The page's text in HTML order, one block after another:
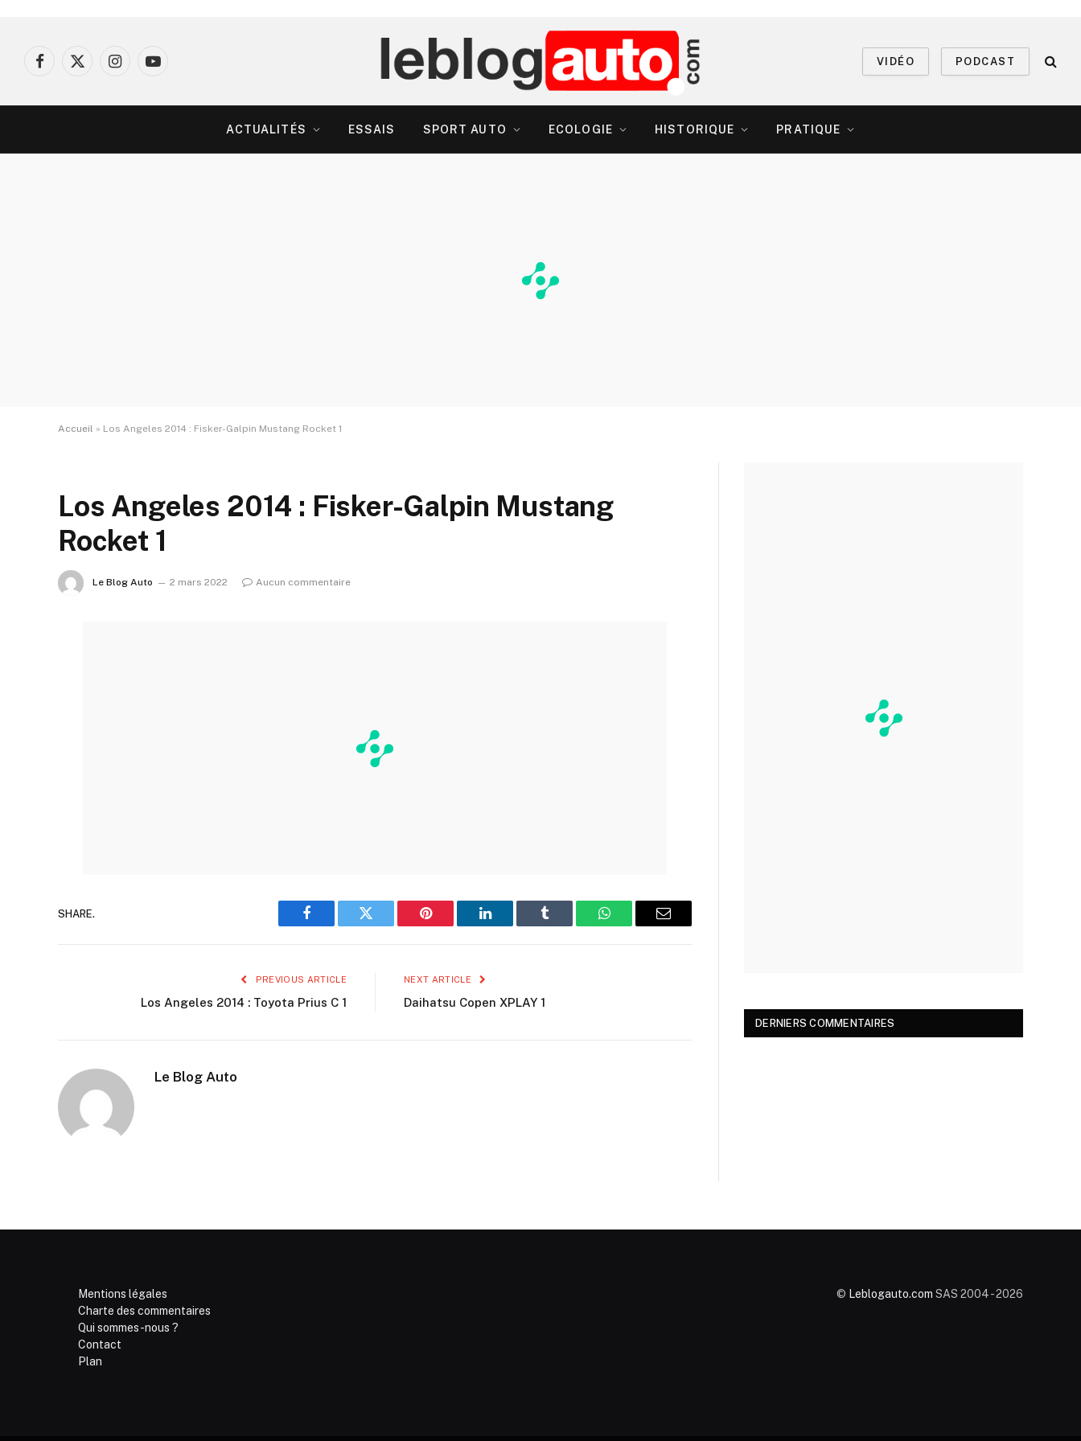
Facebook
X
InstagramYouTube
VIDÉO PODCAST
ACTUALITÉS ESSAIS SPORT AUTO ECOLOGIE HISTORIQUE PRATIQUE
Accueil » Los Angeles 2014 : Fisker-Galpin Mustang Rocket 1
Los Angeles 2014 : Fisker-Galpin Mustang
Rocket 1
Le Blog Auto 2 mars 2022 Aucun commentaire
SHARE.
Facebook Twitter Pinterest LinkedIn Tumblr WhatsAppEmail
PREVIOUS ARTICLE
Los Angeles 2014 : Toyota Prius C 1
NEXT ARTICLE
Daihatsu Copen XPLAY 1
Le Blog Auto
DERNIERS COMMENTAIRES
Mentions légales
Charte des commentaires
Qui sommes-nous ?
Contact
Plan
© Leblogauto.com SAS 2004 - 2026